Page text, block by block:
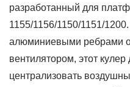
разработанный для
1155/1156/1150/1151/
алюминиевыми ребрами
вентилятором, этот
централизовать